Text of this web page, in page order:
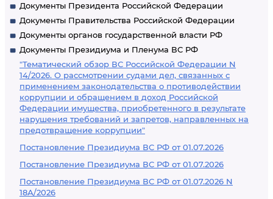
Документы Президента Российской Федерации
Документы Правительства Российской Федерации
Документы органов государственной власти РФ
Документы Президиума и Пленума ВС РФ
"Тематический обзор ВС Российской Федерации N
14/2026. О рассмотрении судами дел, связанных с
применением законодательства о противодействии
коррупции и обращением в доход Российской
Федерации имущества, приобретенного в результате
нарушения требований и запретов, направленных на
предотвращение коррупции"
Постановление Президиума ВС РФ от 01.07.2026
Постановление Президиума ВС РФ от 01.07.2026
Постановление Президиума ВС РФ от 01.07.2026 N
18А/2026